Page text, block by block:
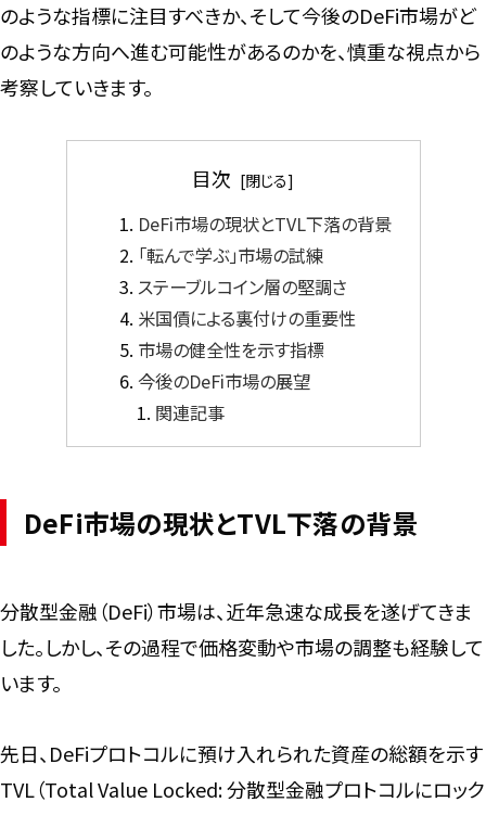
のような指標に注目すべきか、そして今後のDeFi市場がど
のような方向へ進む可能性があるのかを、慎重な視点から
考察していきます。
目次
DeFi市場の現状とTVL下落の背景
「転んで学ぶ」市場の試練
ステーブルコイン層の堅調さ
米国債による裏付けの重要性
市場の健全性を示す指標
今後のDeFi市場の展望
関連記事
DeFi市場の現状とTVL下落の背景
分散型金融（DeFi）市場は、近年急速な成長を遂げてきま
した。しかし、その過程で価格変動や市場の調整も経験して
います。
先日、DeFiプロトコルに預け入れられた資産の総額を示す
TVL（Total Value Locked: 分散型金融プロトコルにロック